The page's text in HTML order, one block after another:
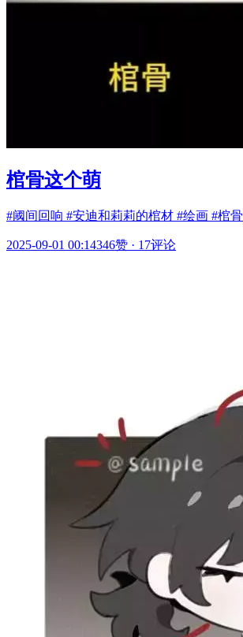
棺骨这个萌
#阈间回响 #安迪和莉莉的棺材 #绘画 #棺骨
2025-09-01 00:14346赞 · 17评论